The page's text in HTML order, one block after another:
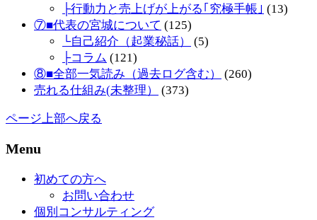
├行動力と売上げが上がる｢究極手帳｣ (13)
⑦■代表の宮城について (125)
└自己紹介（起業秘話）
(5)
├コラム (121)
⑧■全部一気読み（過去ログ含む）
(260)
売れる仕組み(未整理）
(373)
ページ上部へ戻る
Menu
初めての方へ
お問い合わせ
個別コンサルティング